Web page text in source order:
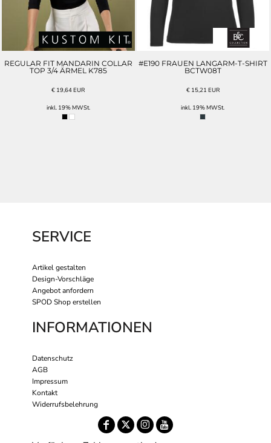
REGULAR FIT MANDARIN COLLAR
TOP 3/4 ÄRMEL K785
€ 19,64EUR
inkl. 19% MWSt.
#E190 FRAUEN LANGARM-T-SHIRT
BCTW08T
€ 15,21 EUR
inkl. 19% MWSt.
SERVICE
Artikel gestalten
Design-Vorschläge
Angebot anfordern
SPOD Shop erstellen
INFORMATIONEN
Datenschutz
AGB
Impressum
Kontakt
Widerrufsbelehrung